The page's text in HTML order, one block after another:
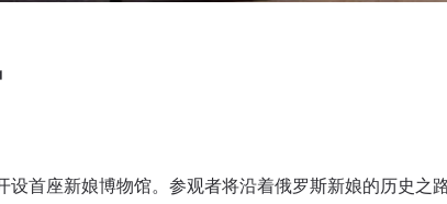
设首座新娘博物馆。参观者将沿着俄罗斯新娘的历史之